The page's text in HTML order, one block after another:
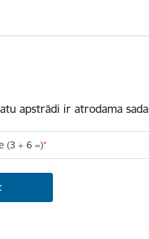
apstrādi ir atrodama
(3 + 6 =)